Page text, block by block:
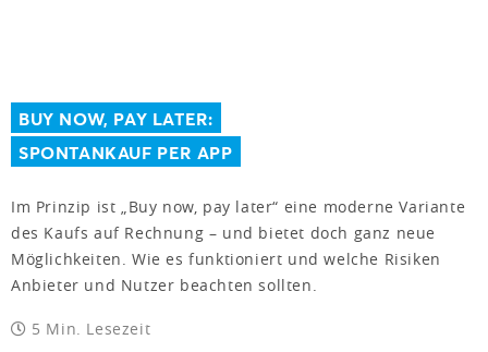
BUY NOW, PAY LATER:
SPONTANKAUF PER APP
Im Prinzip ist „Buy now, pay later“ eine moderne Variante
des Kaufs auf Rechnung – und bietet doch ganz neue
Möglichkeiten. Wie es funktioniert und welche Risiken
Anbieter und Nutzer beachten sollten.
5 Min. Lesezeit